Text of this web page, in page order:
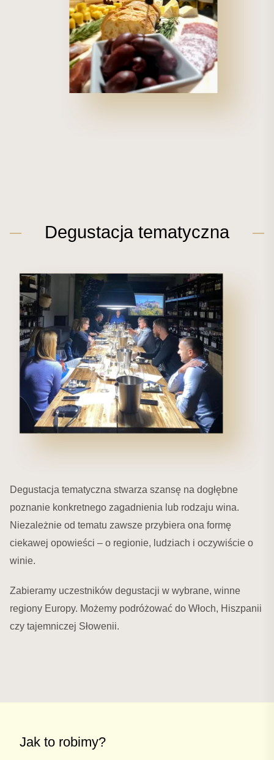
Degustacja tematyczna
Degustacja tematyczna stwarza szansę na dogłębne
poznanie konkretnego zagadnienia lub rodzaju wina.
Niezależnie od tematu zawsze przybiera ona formę
ciekawej opowieści – o regionie, ludziach i oczywiście o
winie.
Zabieramy uczestników degustacji w wybrane, winne
regiony Europy. Możemy podróżować do Włoch, Hiszpanii
czy tajemniczej Słowenii.
Jak to robimy?